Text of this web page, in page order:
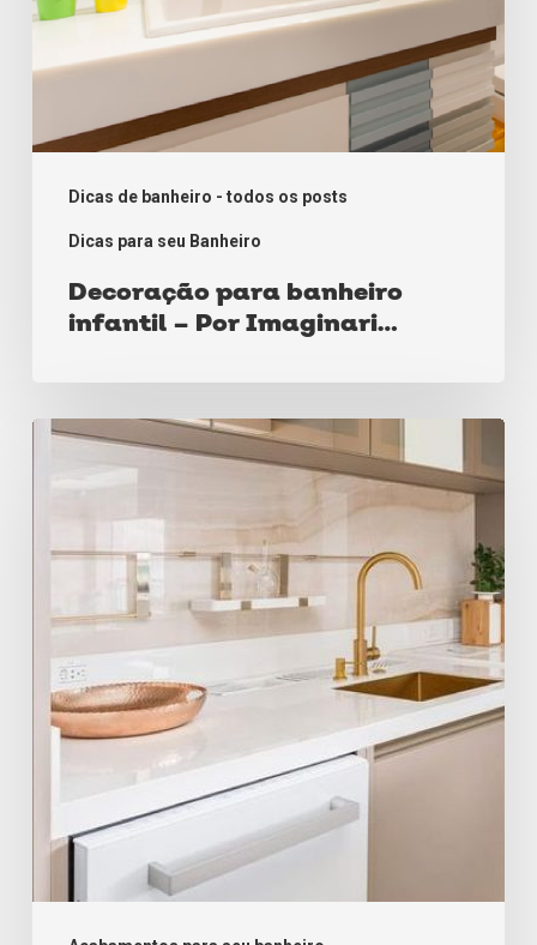
Dicas de banheiro - todos os posts
Dicas para seu Banheiro
Decoração para banheiro
infantil – Por Imaginari
Veja
metais
no
estilo
industrial